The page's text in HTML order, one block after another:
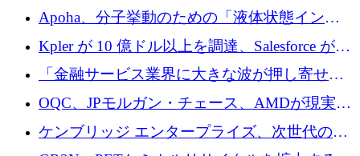
スタートアップの成長に向けて機関投資家へ
の資本シフトを呼びかけ
Apoha、分子挙動のための「液体状態インテ
リジェンス」を構築するために3,600万ドルを
かけてステルス状態から出現
Kpler が 10 億ドル以上を調達、Salesforce が
Contentful を買収、Built in Europe キャンペー
ンを開始
「金融サービス業界に大きな波が押し寄せて
いる」と「欧州初のAIネイティブ銀行」のボ
スが語る
OQC、JPモルガン・チェース、AMDが現実世
界のフィンテック・アプリケーションを探索
するためにQuantum-AIデータセンターを立ち
ケンブリッジ エンタープライズ、次世代のデ
ィープテック創設者向けにロンドンの出発点